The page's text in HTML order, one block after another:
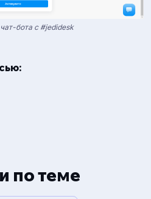
бота с #jedidesk
по теме